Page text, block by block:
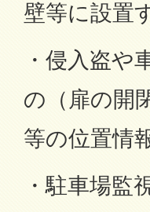
壁等に設置
・侵入盗や
の（扉の開
等の位置情
・駐車場監